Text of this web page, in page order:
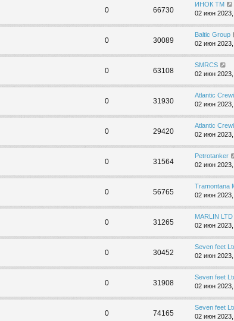
0 66730
ИНОК ТМ
02 июн 2023,
0 30089
Baltic Group
02 июн 2023,
0 63108
SMRCS
02 июн 2023,
0 31930
Atlantic
02 июн
0 29420
Atlantic
02 июн
0 31564
Petrotanker
02 июн
0 56765
Tramontana
02 июн
0 31265
MARLIN LTD
02 июн
0 30452
Seven feet
02 июн
0 31908
Seven feet
02 июн
0 74165
Seven feet
02 июн